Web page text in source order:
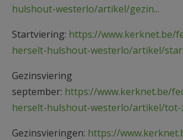
hulshout-westerlo/artikel/gezin...
Startviering: https://www.kerknet.be/
herselt-hulshout-westerlo/artikel/
Gezinsviering
september: https://www.kerknet.be/
herselt-hulshout-westerlo/artikel/tot-
Gezinsvieringen: https://